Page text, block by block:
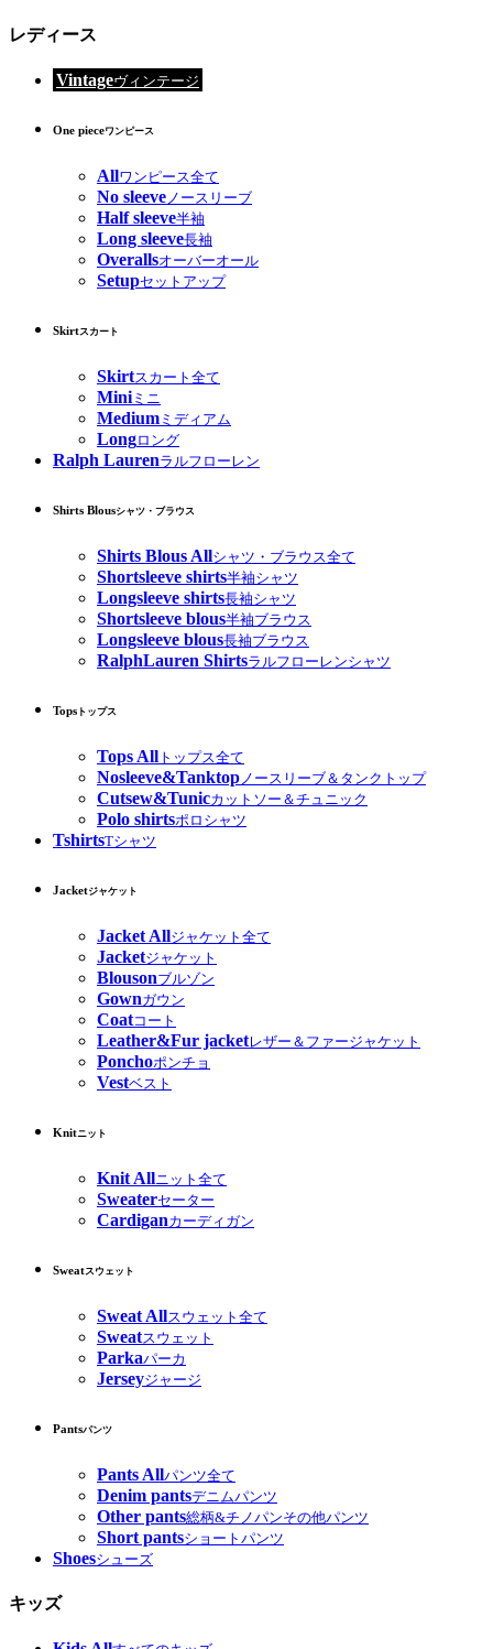
レディース
Vintageヴィンテージ
One pieceワンピース
Allワンピース全て
No sleeveノースリーブ
Half sleeve半袖
Long sleeve長袖
Overallsオーバーオール
Setupセットアップ
Skirtスカート
Skirtスカート全て
Miniミニ
Medium ミディアム
Longロング
Ralph Laurenラルフローレン
Shirts Blousシャツ・ブラウス
Shirts Blous Allシャツ・ブラウス全て
Shortsleeve shirts半袖シャツ
Longsleeve shirts長袖シャツ
Shortsleeve blous半袖ブラウス
Longsleeve blous長袖ブラウス
RalphLauren Shirtsラルフローレンシャツ
Tops トップス
Tops All トップス全て
Nosleeve&Tanktop ノースリーブ＆タンクトップ
Cutsew&Tunicカットソー＆チュニック
Polo shirtsポロシャツ
TshirtsTシャツ
Jacketジャケット
Jacket Allジャケット全て
Jacketジャケット
Blousonブルゾン
Gownガウン
Coatコート
Leather&Fur jacketレザー＆ファージャケット
Ponchoポンチョ
Vestベスト
Knitニット
Knit Allニット全て
Sweaterセーター
Cardiganカーディガン
Sweatスウェット
Sweat Allスウェット全て
Sweatスウェット
Parkaパーカ
Jerseyジャージ
Pantsパンツ
Pants Allパンツ全て
Denim pantsデニムパンツ
Other pants総柄&チノパンその他パンツ
Short pantsショートパンツ
Shoesシューズ
キッズ